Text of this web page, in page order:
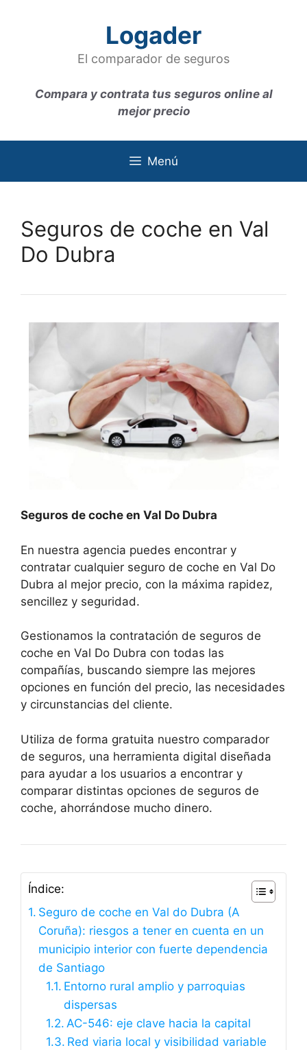
Logader
El comparador de seguros
Compara y contrata tus seguros online al
mejor precio
Menú
Seguros de coche en Val
Do Dubra
Seguros de coche en Val Do Dubra
En nuestra agencia puedes encontrar y
contratar cualquier seguro de coche en Val Do
Dubra al mejor precio, con la máxima rapidez,
sencillez y seguridad.
Gestionamos la contratación de seguros de
coche en Val Do Dubra con todas las
compañías, buscando siempre las mejores
opciones en función del precio, las necesidades
y circunstancias del cliente.
Utiliza de forma gratuita nuestro comparador
de seguros, una herramienta digital diseñada
para ayudar a los usuarios a encontrar y
comparar distintas opciones de seguros de
coche, ahorrándose mucho dinero.
Índice:
Seguro de coche en Val do Dubra (A
Coruña): riesgos a tener en cuenta en un
municipio interior con fuerte dependencia
de Santiago
Entorno rural amplio y parroquias
dispersas
AC-546: eje clave hacia la capital
Red viaria local y visibilidad variable